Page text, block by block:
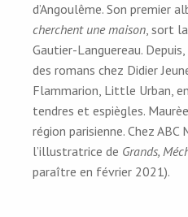
d’Angoulême. Son premier
cherchent une maison, sort
Gautier-Languereau.
des romans chez Didier
Flammarion, Little Urban,
tendres et espiègles.
région parisienne. Chez
l’illustratrice de Grands,
paraître en février 2021).